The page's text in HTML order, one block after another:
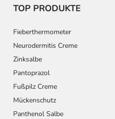
TOP PRODUKTE
Fieberthermometer
Neurodermitis Creme
Zinksalbe
Pantoprazol
Fußpilz Creme
Mückenschutz
Panthenol Salbe